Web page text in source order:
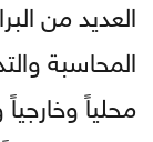
العديد من
المحاسبة
محلياً